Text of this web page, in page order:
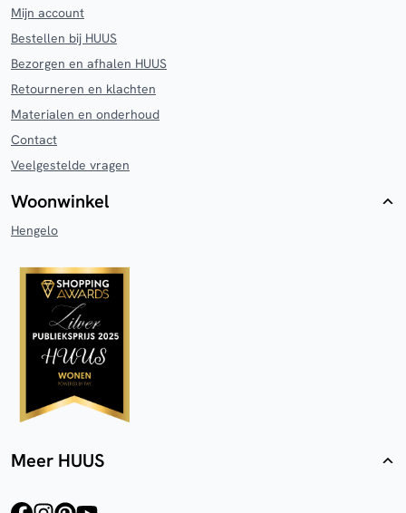
Mijn account
Bestellen bij HUUS
Bezorgen en afhalen HUUS
Retourneren en klachten
Materialen en onderhoud
Contact
Veelgestelde vragen
Woonwinkel
Hengelo
Meer HUUS